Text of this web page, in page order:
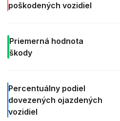
poškodených vozidiel
Priemerná hodnota
škody
Percentuálny podiel
dovezených ojazdených
vozidiel